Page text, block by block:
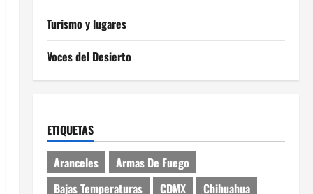
Turismo y lugares
Voces del Desierto
ETIQUETAS
Aranceles
Armas De Fuego
Bajas Temperaturas
CDMX
Chihuahua